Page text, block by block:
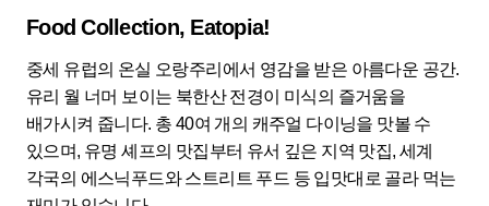
Food Collection, Eatopia!
중세 유럽의 온실 오랑주리에서 영감을 받은 아름다운 공간.
유리 월 너머 보이는 북한산 전경이 미식의 즐거움을
배가시켜 줍니다. 총 40여 개의 캐주얼 다이닝을 맛볼 수
있으며, 유명 셰프의 맛집부터 유서 깊은 지역 맛집, 세계
각국의 에스닉푸드와 스트리트 푸드 등 입맛대로 골라 먹는